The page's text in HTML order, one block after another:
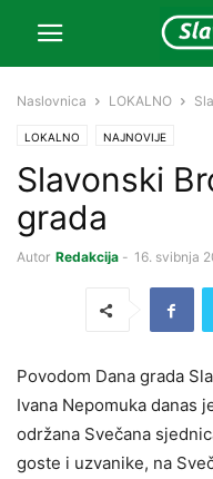
Naslovnica LOKALNO
LOKALNO NAJNOVIJE
Slavonski
grada
Autor Redakcija - 16. svibnja
Povodom Dana grada
Ivana Nepomuka danas
održana Svečana
goste i uzvanike, na